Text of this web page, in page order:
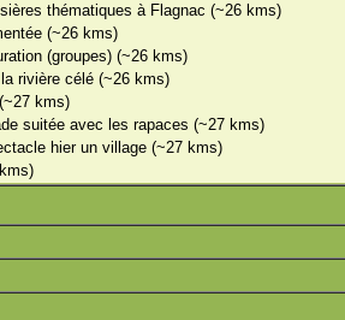
thématiques à Flagnac (~26 kms)
(~26 kms)
(groupes) (~26 kms)
rivière célé (~26 kms)
kms)
suitée avec les rapaces (~27 kms)
hier un village (~27 kms)